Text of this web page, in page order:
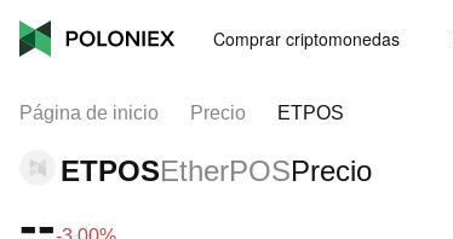
Comprar criptomonedas
Página de inicio Precio ETPOS
ETPOSEtherPOSPrecio
--